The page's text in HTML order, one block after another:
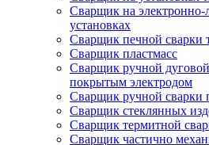
Сварщик на
установках
Сварщик печной сварки
Сварщик пластмасс
Сварщик ручной
покрытым электродом
Сварщик ручной сварки
Сварщик стеклянных
Сварщик термитной
Сварщик частично